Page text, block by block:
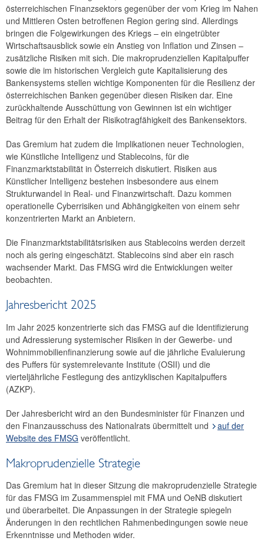
2014
Risikohinweise und Empfehlungen
Strategie
Jahresberichte
Sitzungen
Internationales
FAQ
Kontakt
österreichischen Finanzsektors gegenüber der vom Krieg im Nahen
und Mittleren Osten betroffenen Region gering sind. Allerdings
bringen die Folgewirkungen des Kriegs – ein eingetrübter
Wirtschaftsausblick sowie ein Anstieg von Inflation und Zinsen –
zusätzliche Risiken mit sich. Die makroprudenziellen Kapitalpuffer
sowie die im historischen Vergleich gute Kapitalisierung des
Bankensystems stellen wichtige Komponenten für die Resilienz der
österreichischen Banken gegenüber diesen Risiken dar. Eine
zurückhaltende Ausschüttung von Gewinnen ist ein wichtiger
Beitrag für den Erhalt der Risikotragfähigkeit des Bankensektors.
Das Gremium hat zudem die Implikationen neuer Technologien,
wie Künstliche Intelligenz und Stablecoins, für die
Finanzmarktstabilität in Österreich diskutiert. Risiken aus
Künstlicher Intelligenz bestehen insbesondere aus einem
Strukturwandel in Real- und Finanzwirtschaft. Dazu kommen
operationelle Cyberrisiken und Abhängigkeiten von einem sehr
konzentrierten Markt an Anbietern.
Die Finanzmarktstabilitätsrisiken aus Stablecoins werden derzeit
noch als gering eingeschätzt. Stablecoins sind aber ein rasch
wachsender Markt. Das FMSG wird die Entwicklungen weiter
beobachten.
Jahresbericht 2025
Im Jahr 2025 konzentrierte sich das FMSG auf die Identifizierung
und Adressierung systemischer Risiken in der Gewerbe- und
Wohnimmobilienfinanzierung sowie auf die jährliche Evaluierung
des Puffers für systemrelevante Institute (OSII) und die
vierteljährliche Festlegung des antizyklischen Kapitalpuffers
(AZKP).
Der Jahresbericht wird an den Bundesminister für Finanzen und
den Finanzausschuss des Nationalrats übermittelt und
auf der
Website des FMSG veröffentlicht.
Makroprudenzielle Strategie
Das Gremium hat in dieser Sitzung die makroprudenzielle Strategie
für das FMSG im Zusammenspiel mit FMA und OeNB diskutiert
und überarbeitet. Die Anpassungen in der Strategie spiegeln
Änderungen in den rechtlichen Rahmenbedingungen sowie neue
Erkenntnisse und Methoden wider.